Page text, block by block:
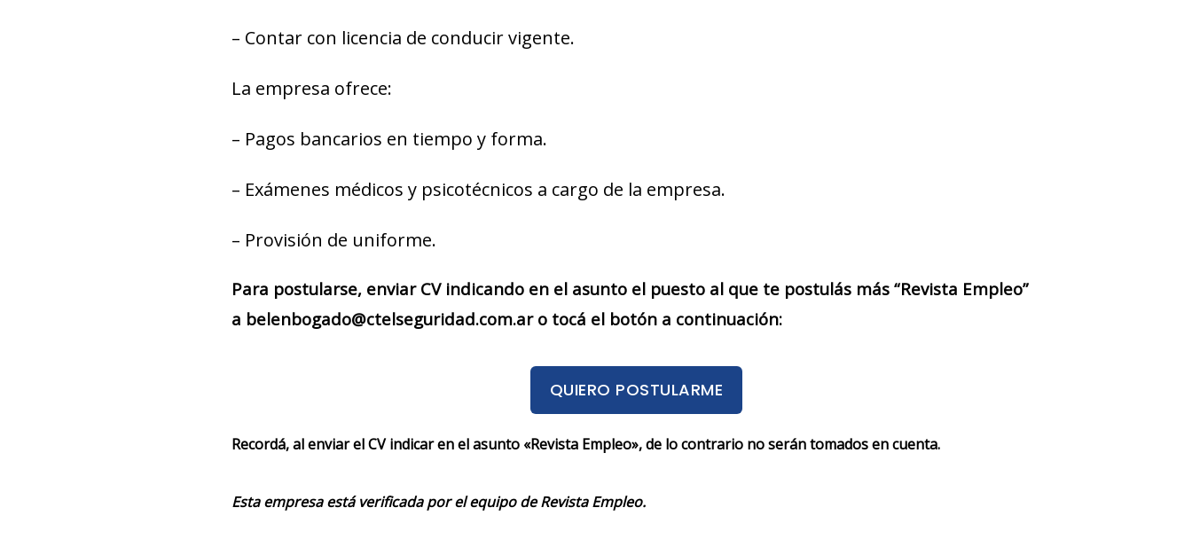
– Contar con licencia de conducir vigente.
La empresa ofrece:
– Pagos bancarios en tiempo y forma.
– Exámenes médicos y psicotécnicos a cargo de la empresa.
– Provisión de uniforme.
Para postularse, enviar CV indicando en el asunto el puesto al que te postulás más “Revista Empleo”
a belenbogado@ctelseguridad.com.ar o tocá el botón a continuación:
QUIERO POSTULARME
Recordá, al enviar el CV indicar en el asunto «Revista Empleo», de lo contrario no serán tomados en cuenta.
Esta empresa está verificada por el equipo de Revista Empleo.